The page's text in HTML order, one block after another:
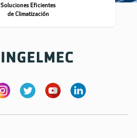
Soluciones Eficientes
de Climatización